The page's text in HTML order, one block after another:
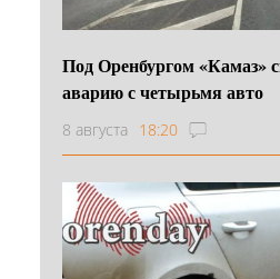
Под Оренбургом «Камаз»
аварию с четырьмя авто
8 августа 18:20